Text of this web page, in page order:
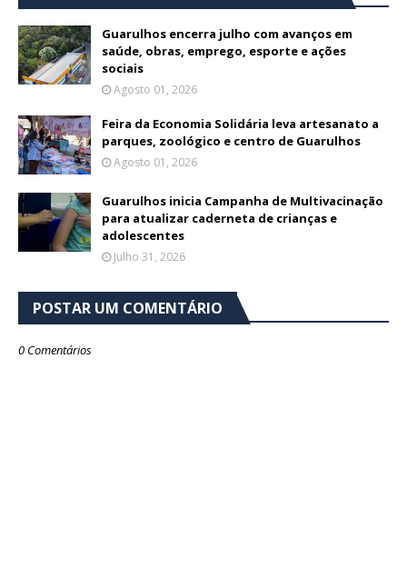
Guarulhos encerra julho com avanços em
saúde, obras, emprego, esporte e ações
sociais
Agosto 01, 2026
Feira da Economia Solidária leva artesanato a
parques, zoológico e centro de Guarulhos
Agosto 01, 2026
Guarulhos inicia Campanha de Multivacinação
para atualizar caderneta de crianças e
adolescentes
Julho 31, 2026
POSTAR UM COMENTÁRIO
0 Comentários